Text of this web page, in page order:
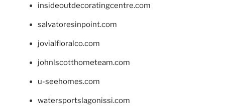
insideoutdecoratingcentre.com
salvatoresinpoint.com
jovialfloralco.com
johnlscotthometeam.com
u-seehomes.com
watersportslagonissi.com